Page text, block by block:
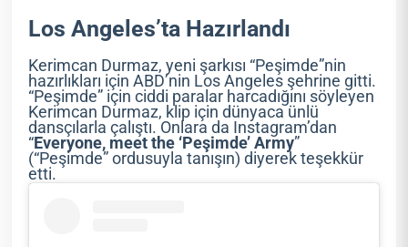
Los Angeles’ta Hazırlandı
Kerimcan Durmaz, yeni şarkısı “Peşimde”nin
hazırlıkları için ABD’nin Los Angeles şehrine gitti.
“Peşimde” için ciddi paralar harcadığını söyleyen
Kerimcan Durmaz, klip için dünyaca ünlü
dansçılarla çalıştı. Onlara da Instagram’dan
“Everyone, meet the ‘Peşimde’ Army”
(“Peşimde” ordusuyla tanışın) diyerek teşekkür
etti.